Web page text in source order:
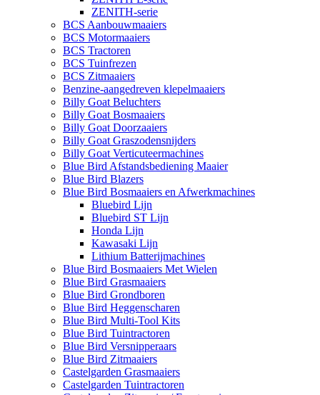
ZENITH-serie
BCS Aanbouwmaaiers
BCS Motormaaiers
BCS Tractoren
BCS Tuinfrezen
BCS Zitmaaiers
Benzine-aangedreven klepelmaaiers
Billy Goat Beluchters
Billy Goat Bosmaaiers
Billy Goat Doorzaaiers
Billy Goat Graszodensnijders
Billy Goat Verticuteermachines
Blue Bird Afstandsbediening Maaier
Blue Bird Blazers
Blue Bird Bosmaaiers en Afwerkmachines
Bluebird Lijn
Bluebird ST Lijn
Honda Lijn
Kawasaki Lijn
Lithium Batterijmachines
Blue Bird Bosmaaiers Met Wielen
Blue Bird Grasmaaiers
Blue Bird Grondboren
Blue Bird Heggenscharen
Blue Bird Multi-Tool Kits
Blue Bird Tuintractoren
Blue Bird Versnipperaars
Blue Bird Zitmaaiers
Castelgarden Grasmaaiers
Castelgarden Tuintractoren